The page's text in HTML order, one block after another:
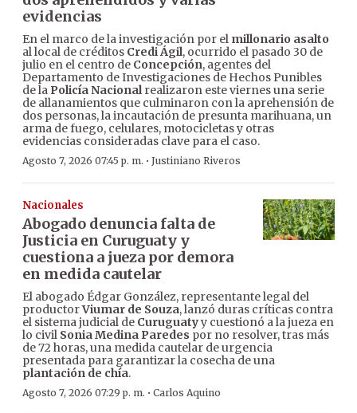
evidencias
En el marco de la investigación por el millonario asalto
al local de créditos Credi Ágil, ocurrido el pasado 30 de
julio en el centro de Concepción, agentes del
Departamento de Investigaciones de Hechos Punibles
de la Policía Nacionalrealizaron este viernes una serie
de allanamientos que culminaron con la aprehensión de
dos personas, la incautación de presunta marihuana, un
arma de fuego, celulares, motocicletas y otras
evidencias consideradas clave para el caso.
Agosto 7, 2026 07:45 p. m. · Justiniano Riveros
Nacionales
Abogado denuncia falta de
Justicia en Curuguaty y
cuestiona a jueza por demora
en medida cautelar
El abogado Édgar González, representante legal del
productorViumar de Souza, lanzó duras críticas contra
el sistema judicial de Curuguatyy cuestionó a la jueza en
lo civil Sonia Medina Paredes por no resolver, tras más
de 72 horas, una medida cautelar de urgencia
presentada para garantizar la cosecha de una
plantación de chía.
Agosto 7, 2026 07:29 p. m. · Carlos Aquino